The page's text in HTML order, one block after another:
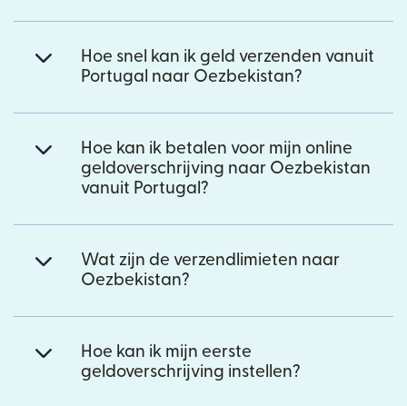
Hoe snel kan ik geld verzenden vanuit
Portugal naar Oezbekistan?
Hoe kan ik betalen voor mijn online
geldoverschrijving naar Oezbekistan
vanuit Portugal?
Wat zijn de verzendlimieten naar
Oezbekistan?
Hoe kan ik mijn eerste
geldoverschrijving instellen?